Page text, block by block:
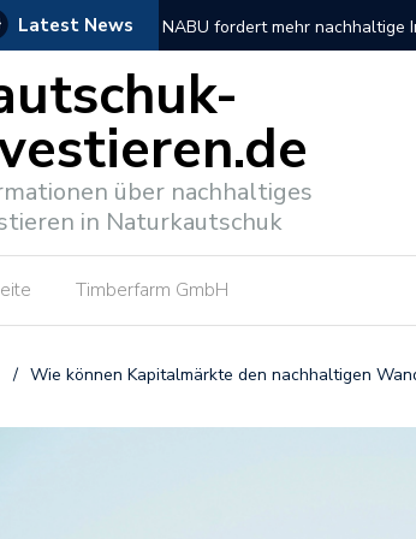
Latest News So verlief der DNP
über nachhaltiges
in Naturkautschuk
Timberfarm GmbH
/ Wie können Kapitalmärkte den nachhaltigen